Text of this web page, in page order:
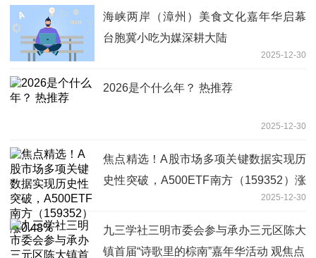
海峡两岸（漳州）美食文化嘉年华启幕
台胞冀小吃为媒深耕大陆
2025-12-30
2026是个什么年？ 热推荐
2025-12-30
焦点精选！A股市场多项关键数据实现历
史性突破，A500ETF南方（159352）涨
2025-12-30
九三学社三明市委会参与承办三元区陈大
镇首届“诗歌里的棕南”嘉年华活动 观焦点